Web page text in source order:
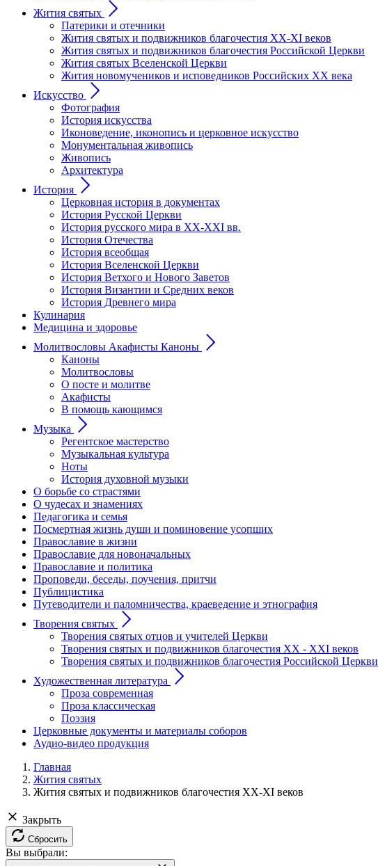
Жития святых
Патерики и отечники
Жития святых и подвижников благочестия ХХ-XI веков
Жития святых и подвижников благочестия Российской Церкви
Жития святых Вселенской Церкви
Жития новомучеников и исповедников Российских ХХ века
Искусство
Фотография
История искусства
Иконоведение, иконопись и церковное искусство
Монументальная живопись
Живопись
Архитектура
История
Церковная история в документах
История Русской Церкви
История русского мира в ХХ-ХХI вв.
История Отечества
История всеобщая
История Вселенской Церкви
История Ветхого и Нового Заветов
История Византии и Средних веков
История Древнего мира
Кулинария
Медицина и здоровье
Молитвословы Акафисты Каноны
Каноны
Молитвословы
О посте и молитве
Акафисты
В помощь кающимся
Музыка
Регентское мастерство
Музыкальная культура
Ноты
История духовной музыки
О борьбе со страстями
О чудесах и знамениях
Педагогика и семья
Посмертная жизнь души и поминовение усопших
Православие в жизни
Православие для новоначальных
Православие и политика
Проповеди, беседы, поучения, притчи
Публицистика
Путеводители и паломничества, краеведение и этнография
Творения святых
Творения святых отцов и учителей Церкви
Творения святых и подвижников благочестия ХХ - ХХI веков
Творения святых и подвижников благочестия Российской Церкви
Художественная литература
Проза современная
Проза классическая
Поэзия
Церковные документы и материалы соборов
Аудио-видео продукция
Главная
Жития святых
Жития святых и подвижников благочестия ХХ-XI веков
Закрыть
Сбросить
Вы выбрали: